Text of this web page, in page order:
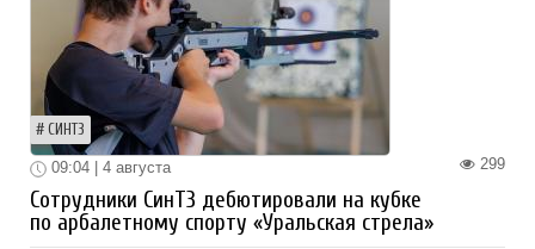
СИНТЗ
299
09:04 | 4 августа
Сотрудники СинТЗ дебютировали на кубке
по арбалетному спорту «Уральская стрела»